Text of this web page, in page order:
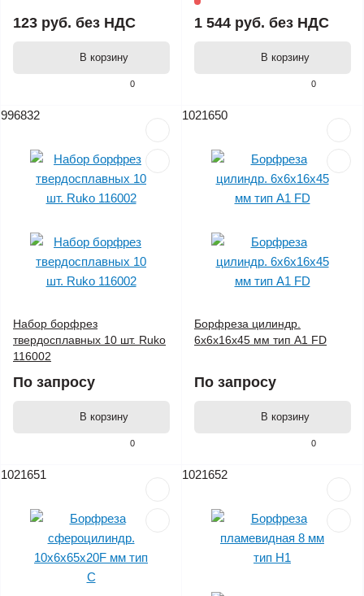
0
123 руб. без НДС
В корзину
0
1 544 руб. без НДС
В корзину
996832
0
Набор борфрез
твердосплавных 10 шт. Ruko
116002
По запросу
В корзину
1021650
0
Борфреза цилиндр.
6x6x16x45 мм тип A1 FD
По запросу
В корзину
1021651 1021652